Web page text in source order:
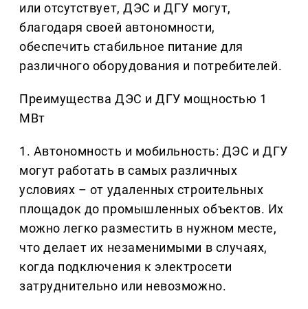
или отсутствует, ДЭС и ДГУ могут,
благодаря своей автономности,
обеспечить стабильное питание для
различного оборудования и потребителей.
Преимущества ДЭС и ДГУ мощностью 1
МВт
1. Автономность и мобильность: ДЭС и ДГУ
могут работать в самых различных
условиях – от удаленных строительных
площадок до промышленных объектов. Их
можно легко разместить в нужном месте,
что делает их незаменимыми в случаях,
когда подключения к электросети
затруднительно или невозможно.